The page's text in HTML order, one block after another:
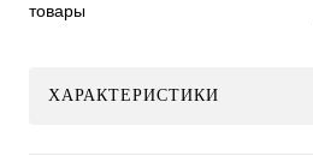
товары
ХАРАКТЕРИСТИКИ